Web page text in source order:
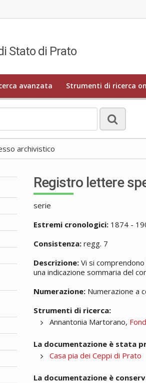
Stato di Prato
avanzata Strumenti di ricerca
archivistico
Registro lettere
serie
Estremi cronologici: 1874 -
Consistenza: regg. 7
Descrizione: Vi si
una indicazione sommaria del
Numerazione: Numerazione a
Strumenti di ricerca:
Annantonia Martorano,
La documentazione è stata
Casa pia dei Ceppi di Prato
La documentazione è